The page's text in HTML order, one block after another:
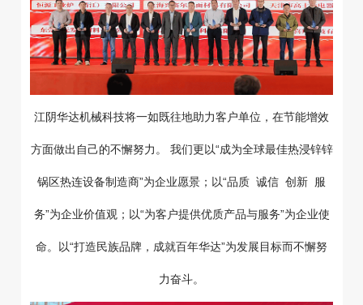
江阴华达机械科技将一如既往地助力客户单位，在节能增效
方面做出自己的不懈努力。 我们更以“成为全球最佳热浸锌锌
锅区热连设备制造商”为企业愿景；以“品质 诚信 创新 服
务”为企业价值观；以“为客户提供优质产品与服务”为企业使
命。以“打造民族品牌，成就百年华达”为发展目标而不懈努
力奋斗。